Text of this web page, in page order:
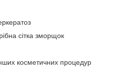
сітка зморщок
косметичних процедур